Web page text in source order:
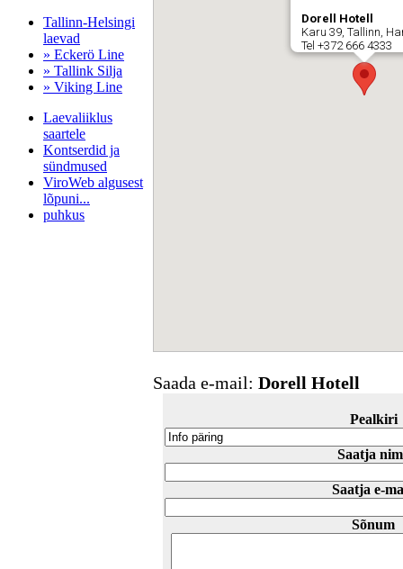
Tallinn-Helsingi
laevad
» Eckerö Line
» Tallink Silja
» Viking Line
Laevaliiklus
saartele
Kontserdid ja
sündmused
ViroWeb algusest
lõpuni...
puhkus
Dorell Hotell
Karu 39, Tallinn,
Tel +372 666 4333
Saada e-mail: Dorell Hotell
Pealkiri
Saatja
Saatja e-
Sõnum